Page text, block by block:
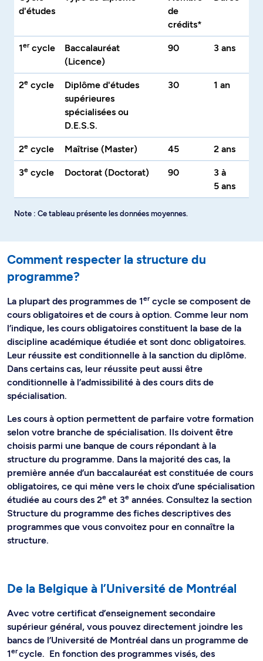
d'études
de
crédits*
1ercycle
Baccalauréat
(Licence)
90 3 ans
2e cycle
Diplôme d'études
supérieures
spécialisées ou
D.E.S.S.
30 1 an
2e cycle Maîtrise (Master) 45 2 ans
3e cycle Doctorat (Doctorat) 90
3 à
5 ans
Note : Ce tableau présente les données moyennes.
Comment respecter la structure du
programme?
La plupart des programmes de 1ercycle se composent de
cours obligatoires et de cours à option. Comme leur nom
l’indique, les cours obligatoires constituent la base de la
discipline académique étudiée et sont donc obligatoires.
Leur réussite est conditionnelle à la sanction du diplôme.
Dans certains cas, leur réussite peut aussi être
conditionnelle à l’admissibilité à des cours dits de
spécialisation.
Les cours à option permettent de parfaire votre formation
selon votre branche de spécialisation. Ils doivent être
choisis parmi une banque de cours répondant à la
structure du programme. Dans la majorité des cas, la
première année d’un baccalauréat est constituée de cours
obligatoires, ce qui mène vers le choix d’une spécialisation
étudiée au cours des 2e et 3e années. Consultez la section
Structure du programme des fiches descriptives des
programmes que vous convoitez pour en connaître la
structure.
De la Belgique à l’Université de Montréal
Avec votre certificat d’enseignement secondaire
supérieur général, vous pouvez directement joindre les
bancs de l’Université de Montréal dans un programme de
1ercycle. En fonction des programmes visés, des